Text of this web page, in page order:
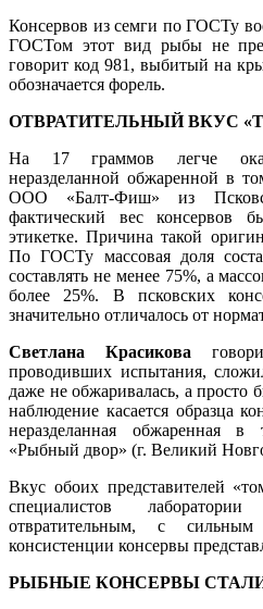
Консервов из семги по ГОСТу
ГОСТом этот вид рыбы не
говорит код 981, выбитый на
обозначается форель.
ОТВРАТИТЕЛЬНЫЙ ВКУС
На 17 граммов легче
неразделанной обжаренной в
ООО «Балт-Фиш» из
фактический вес консервов
этикетке. Причина такой
По ГОСТу массовая доля
составлять не менее 75%, а
более 25%. В псковских
значительно отличалось от
Светлана Красикова
проводивших испытания,
даже не обжаривалась, а просто
наблюдение касается образца
неразделанная обжаренная
«Рыбный двор» (г. Великий
Вкус обоих представителей
специалистов
отвратительным, с
консистенции консервы
РЫБНЫЕ КОНСЕРВЫ